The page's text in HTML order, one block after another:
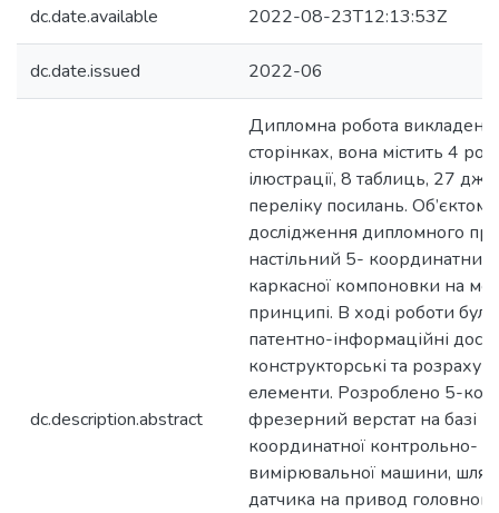
dc.date.available 2022-08-23T12:13:53Z
dc.date.issued 2022-06
dc.description.abstract
Дипломна робота викладена
сторінках, вона містить 4
ілюстрації, 8 таблиць, 27
переліку посилань. Об’єктом
дослідження дипломного
настільний 5- координатний
каркасної компоновки на
принципі. В ході роботи
патентно-інформаційні
конструкторські та
елементи. Розроблено 5-
фрезерний верстат на базі
координатної контрольно-
вимірювальної машини,
датчика на привод